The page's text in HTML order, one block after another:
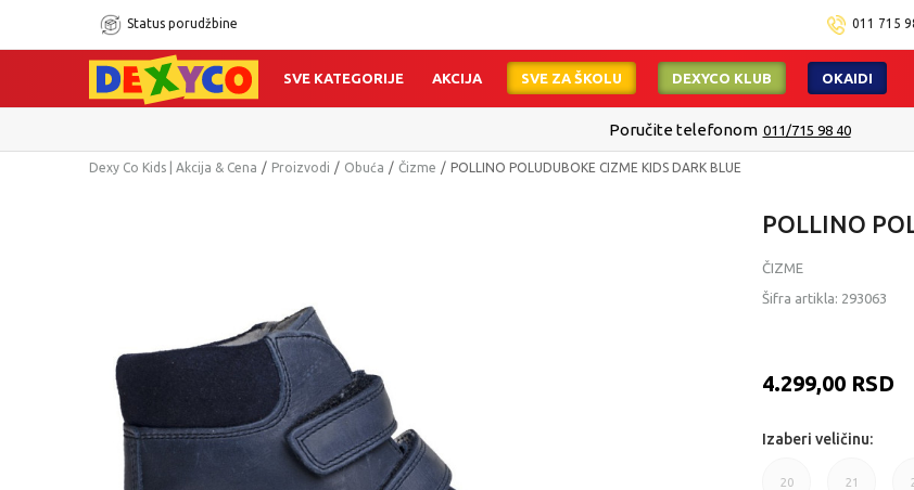
Status porudžbine 011 715
SVE KATEGORIJE AKCIJA SVE ZA ŠKOLU DEXYCO KLUB OKAIDI
Poručite telefonom 011/715 98 40
Dexy Co Kids | Akcija & Cena Proizvodi Obuća Čizme POLLINO POLUDUBOKE CIZME KIDS DARK BLUE
POLLINO
ČIZME
Šifra artikla: 293063
4.299,00 RSD
Izaberi veličinu:
20 21